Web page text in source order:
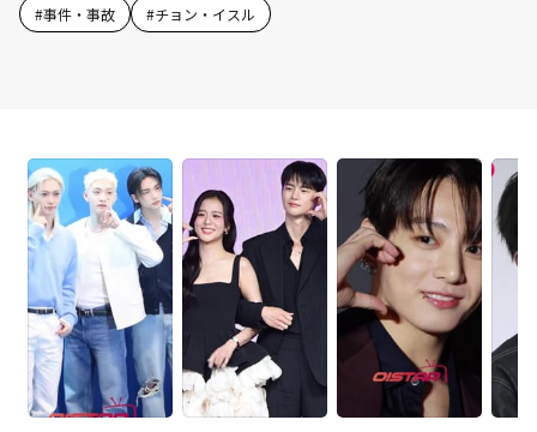
#事件・事故 #チョン・イスル